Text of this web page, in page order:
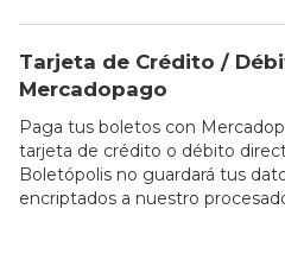
Tarjeta de Crédito /
Mercadopago
Paga tus boletos con
tarjeta de crédito o débito
Boletópolis no guardará tus
encriptados a nuestro